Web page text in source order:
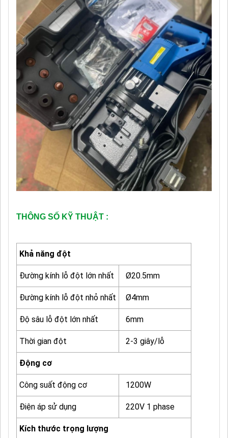
THÔNG SỐ KỸ THUẬT :
Khả năng đột
Đường kính lỗ đột lớn nhất Ø20.5mm
Đường kính lỗ đột nhỏ nhất Ø4mm
Độ sâu lỗ đột lớn nhất 6mm
Thời gian đột 2-3 giây/lỗ
Động cơ
Công suất động cơ 1200W
Điện áp sử dụng 220V 1 phase
Kích thước trọng lượng